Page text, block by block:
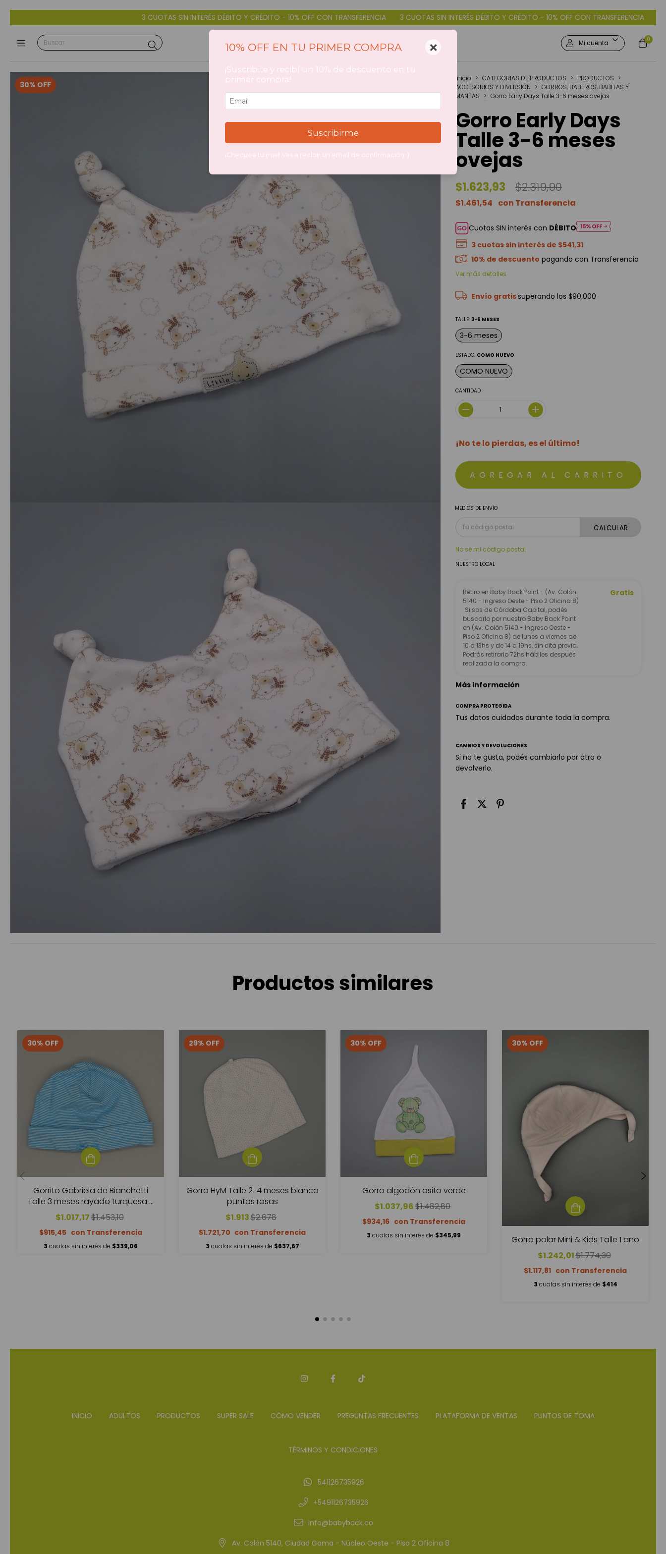
3 CUOTAS SIN INTERÉS DÉBITO Y CRÉDITO - 10% OFF CON TRANSFERENCIA 3 CUOTAS SIN INTERÉS DÉBITO Y CRÉDITO - 10% OFF CON TRANSFERENCIA 3 CUOTAS SIN
Mi cuenta 0
30% OFF
Inicio > CATEGORIAS DE PRODUCTOS > PRODUCTOS >
ACCESORIOS Y DIVERSIÓN > GORROS, BABEROS, BABITAS Y
MANTAS > Gorro Early Days Talle 3-6 meses ovejas
Gorro Early Days
Talle 3-6 meses
ovejas
$1.623,93 $2.319,90
$1.461,54
Cuotas SIN interés con DÉBITO
3 cuotas sin interés de $541,31
10% de descuento pagando con Transferencia
Ver más detalles
Envío gratissuperando los $90.000
TALLE:3-6 MESES
3-6 meses
ESTADO: COMO NUEVO
COMO NUEVO
CANTIDAD
¡No te lo pierdas, es el último!
MEDIOS DE ENVÍO
CALCULAR
No sé mi código postal
NUESTRO LOCAL
Retiro en Baby Back Point - (Av. Colón
5140 - Ingreso Oeste - Piso 2 Oficina 8)
Si sos de Córdoba Capital, podés
buscarlo por nuestro Baby Back Point
en (Av. Colón 5140 - Ingreso Oeste -
Piso 2 Oficina 8) de lunes a viernes de
10 a 13hs y de 14 a 19hs, sin cita previa.
Podrás retirarlo 72hs hábiles después
realizada la compra.
Gratis
Más información
COMPRA PROTEGIDA
Tus datos cuidados durante toda la compra.
CAMBIOS Y DEVOLUCIONES
Si no te gusta, podés cambiarlo por otro o
devolverlo.
Productos similares
30% OFF
Gorrito Gabriela de Bianchetti
Talle 3 meses rayado turquesa y
blanco
$1.017,17$1.453,10
$915,45
3 cuotas sin interés de $339,06
29% OFF
Gorro HyM Talle 2-4 meses blanco
puntos rosas
$1.913$2.678
$1.721,70
3 cuotas sin interés de $637,67
30% OFF
Gorro algodón osito verde
$1.037,96$1.482,80
$934,16
3 cuotas sin interés de $345,99
30% OFF
Gorro polar Mini & Kids Talle 1 año
$1.242,01$1.774,30
$1.117,81
3 cuotas sin interés de $414
INICIO ADULTOS PRODUCTOS SUPER SALE CÓMO VENDER PREGUNTAS FRECUENTES PLATAFORMA DE VENTAS PUNTOS DE TOMA
TÉRMINOS Y CONDICIONES
541126735926
+5491126735926
info@babyback.co
Av. Colón 5140, Ciudad Gama - Núcleo Oeste - Piso 2 Oficina 8
10% OFF EN TU PRIMER COMPRA ×
¡Suscribite y recibí un 10% de descuento en tu
primer compra!
Suscribirme
¡Chequeá tu mail! Vas a recibir un email de confirmación :)